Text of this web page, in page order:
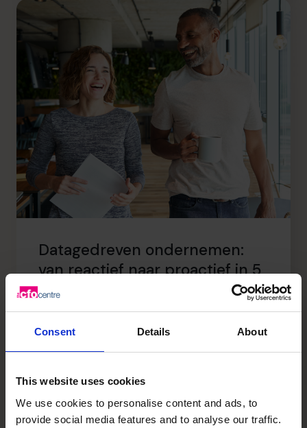
Consent Details About
This website uses cookies
We use cookies to personalise content and ads, to
provide social media features and to analyse our traffic.
Datagedreven ondernemen:
van reactief naar proactief in 5
stappen
Lees artikel